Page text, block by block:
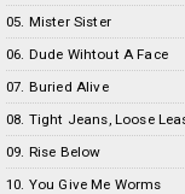
05. Mister Sister
06. Dude Wihtout A Face
07. Buried Alive
08. Tight Jeans, Loose
09. Rise Below
10. You Give Me Worms